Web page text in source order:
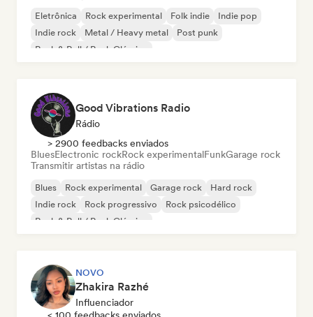
Eletrônica Rock experimental Folk indie
Indie pop
Indie rock
Metal / Heavy metal
Post punk
Rock & Roll / Rock Clássico
Good Vibrations Radio
Rádio
> 2900 feedbacks enviados
BluesElectronic rockRock experimentalFunkGarage rock
Transmitir artistas na rádio
Blues Rock experimental Garage rock
Hard rock
Indie rock
Rock progressivo
Rock psicodélico
Rock & Roll / Rock Clássico
NOVO
Zhakira Razhé
Influenciador